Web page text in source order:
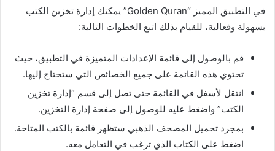
في التطبيق المميز “Golden Quran” يمكنك إدارة تخزين الكتب
بسهولة وفعالية، للقيام بذلك اتبع الخطوات التالية:
قم بالوصول إلى قائمة الإعدادات المتميزة في التطبيق، حيث
تحتوي هذه القائمة على جميع الخصائص التي ستحتاج إليها.
انتقل لأسفل في القائمة حتى تصل إلى قسم “إدارة تخزين
الكتب” واضغط عليه للوصول إلى صفحة إدارة التخزين.
بمجرد تحميل المصحف الذهبي ستظهر قائمة بالكتب المتاحة.
اضغط على الكتاب الذي ترغب في التعامل معه.